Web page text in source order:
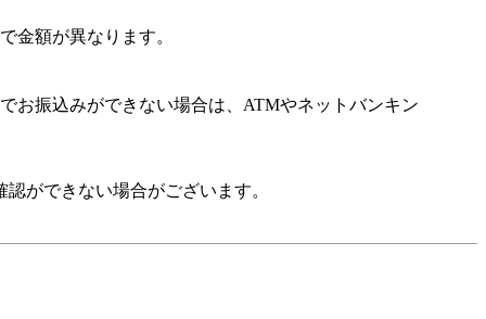
金額が異なります。
お振込みができない場合は、ATMやネットバンキン
ができない場合がございます。